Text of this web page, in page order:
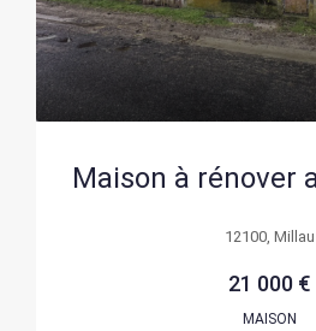
12100, Millau
21 000 €
MAISON